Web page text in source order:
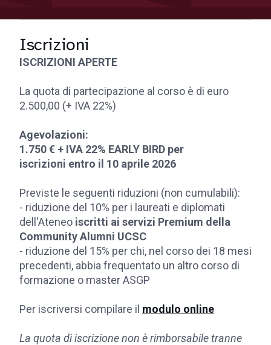
Iscrizioni
ISCRIZIONI APERTE
La quota di partecipazione al corso è di euro
2.500,00 (+ IVA 22%)
Agevolazioni:
1.750 € + IVA 22% EARLY BIRD per
iscrizioni entro il 10 aprile 2026
Previste le seguenti riduzioni (non cumulabili):
- riduzione del 10% per i laureati e diplomati
dell'Ateneo iscritti ai servizi Premium della
Community Alumni UCSC
- riduzione del 15% per chi, nel corso dei 18 mesi
precedenti, abbia frequentato un altro corso di
formazione o master ASGP
Per iscriversi compilare il modulo online
La quota di iscrizione non è rimborsabile tranne